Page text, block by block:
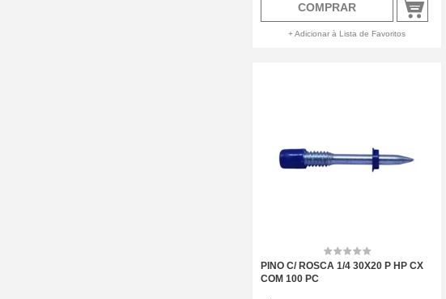
COMPRAR
+ Adicionar à Lista de Favoritos
PINO C/ ROSCA 1/4 30X20 P HP CX
COM 100 PC